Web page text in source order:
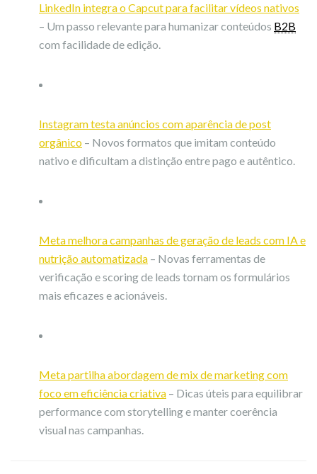
LinkedIn integra o Capcut para facilitar vídeos nativos
– Um passo relevante para humanizar conteúdos B2B
com facilidade de edição.
Instagram testa anúncios com aparência de post
orgânico – Novos formatos que imitam conteúdo
nativo e dificultam a distinção entre pago e autêntico.
Meta melhora campanhas de geração de leads com IA e
nutrição automatizada – Novas ferramentas de
verificação e scoring de leads tornam os formulários
mais eficazes e acionáveis.
Meta partilha abordagem de mix de marketing com
foco em eficiência criativa – Dicas úteis para equilibrar
performance com storytelling e manter coerência
visual nas campanhas.